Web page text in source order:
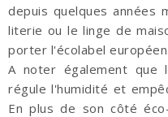
depuis quelques années
literie ou le linge de
porter l'écolabel européen.
A noter également que
régule l'humidité et
En plus de son côté